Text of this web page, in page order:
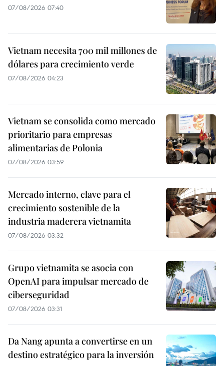
07/08/2026 07:40
Vietnam necesita 700 mil millones de
dólares para crecimiento verde
07/08/2026 04:23
Vietnam se consolida como mercado
prioritario para empresas
alimentarias de Polonia
07/08/2026 03:59
Mercado interno, clave para el
crecimiento sostenible de la
industria maderera vietnamita
07/08/2026 03:32
Grupo vietnamita se asocia con
OpenAI para impulsar mercado de
ciberseguridad
07/08/2026 03:31
Da Nang apunta a convertirse en un
destino estratégico para la inversión